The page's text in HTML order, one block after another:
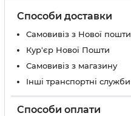
Способи доставки
Самовивіз з Нової пошти
Кур'єр Нової Пошти
Самовивіз з магазину
Інші транспортні служби
Способи оплати